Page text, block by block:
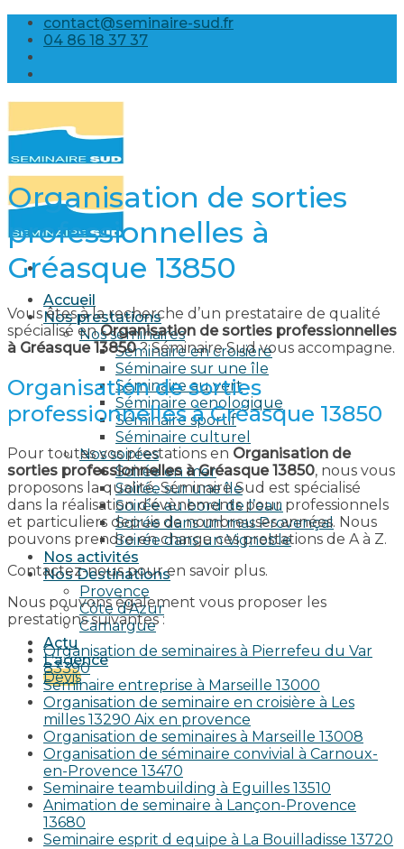
Skip
content
contact@seminaire-sud.fr
04 86 18 37 37
Accueil
Nos prestations
Nos séminaires
Séminaire en croisière
Séminaire sur une île
Séminaire au vert
Séminaire oenologique
Séminaire sportif
Séminaire culturel
Nos soirées
Soirée en mer
Soirée sur une île
Soirée au bord de l’eau
Soirée dans un mas Provençal
Soirée dans un Vignoble
Nos activités
Nos Destinations
Provence
Côte d’Azur
Camargue
Actu
L’agence
Devis
Organisation de sorties
professionnelles à
Gréasque 13850
Vous êtes à la recherche d’un prestataire de qualité
spécialisé enOrganisation de sorties professionnelles
à Gréasque 13850? Séminaire Sud vous accompagne.
Organisation de sorties
professionnelles à Gréasque 13850
Pour toutes vos prestations en Organisation de
sorties professionnelles à Gréasque 13850, nous vous
proposons la qualité. Séminaire Sud est spécialisé
dans la réalisation d’évènements pour professionnels
et particuliers depuis de nombreuses années. Nous
pouvons prendre en charge ces prestations de A à Z.
Contactez-nous pour en savoir plus.
Nous pouvons également vous proposer les
prestations suivantes :
Organisation de seminaires à Pierrefeu du Var
83390
Seminaire entreprise à Marseille 13000
Organisation de seminaire en croisière à Les
milles 13290 Aix en provence​
Organisation de seminaires à Marseille 13008
Organisation de séminaire convivial à Carnoux-
en-Provence 13470
Seminaire teambuilding à Eguilles 13510
Animation de seminaire à Lançon-Provence
13680
Seminaire esprit d equipe à La Bouilladisse 13720